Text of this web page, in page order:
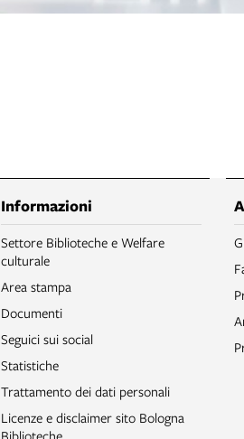
Informazioni
Settore Biblioteche e Welfare
culturale
Area stampa
Documenti
Seguici sui social
Statistiche
Trattamento dei dati personali
Licenze e disclaimer sito Bologna